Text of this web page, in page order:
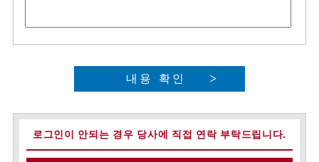
내용 확인
로그인이 안되는 경우 당사에 직접 연락 부탁드립니다.